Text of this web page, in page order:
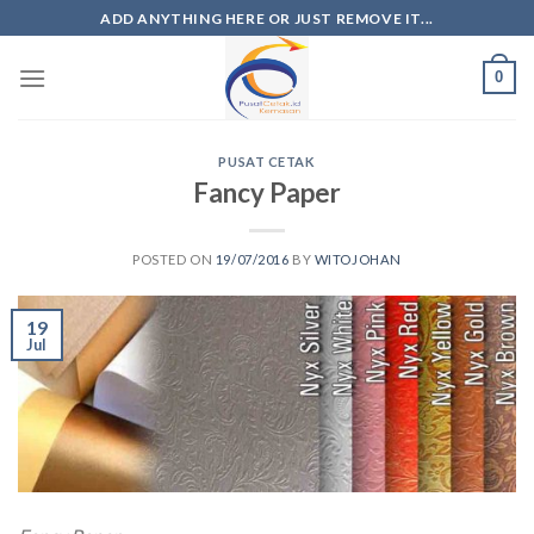
ADD ANYTHING HERE OR JUST REMOVE IT...
0
PUSAT CETAK
Fancy Paper
POSTED ON 19/07/2016 BY WITOJOHAN
19
Jul